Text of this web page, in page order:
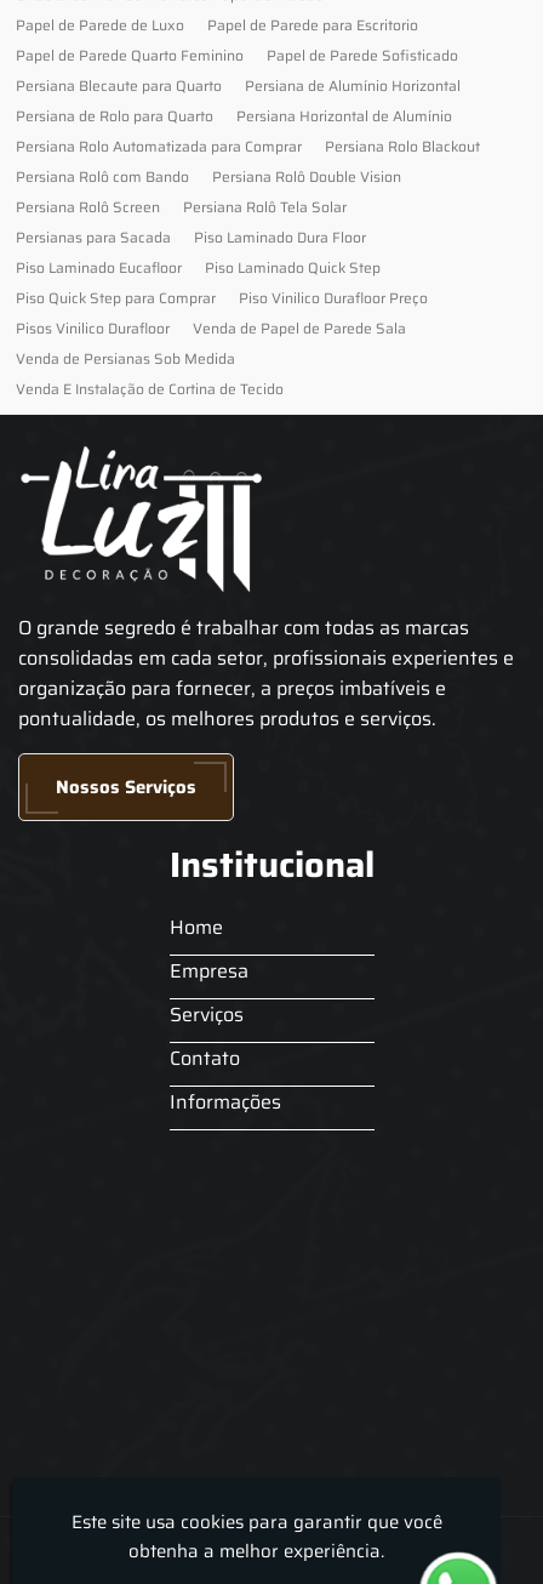
Papel de Parede de Luxo
Papel de Parede para Escritorio
Papel de Parede Quarto Feminino
Papel de Parede Sofisticado
Persiana Blecaute para Quarto
Persiana de Alumínio Horizontal
Persiana de Rolo para Quarto
Persiana Horizontal de Alumínio
Persiana Rolo Automatizada para Comprar
Persiana Rolo Blackout
Persiana Rolô com Bando
Persiana Rolô Double Vision
Persiana Rolô Screen
Persiana Rolô Tela Solar
Persianas para Sacada
Piso Laminado Dura Floor
Piso Laminado Eucafloor
Piso Laminado Quick Step
Piso Quick Step para Comprar
Piso Vinilico Durafloor Preço
Pisos Vinilico Durafloor
Venda de Papel de Parede Sala
Venda de Persianas Sob Medida
Venda E Instalação de Cortina de Tecido
O grande segredo é trabalhar com todas as marcas
consolidadas em cada setor, profissionais experientes e
organização para fornecer, a preços imbatíveis e
pontualidade, os melhores produtos e serviços.
Nossos Serviços
Institucional
Home
Empresa
Serviços
Contato
Informações
Lira Luz Decor - Cortinas sob medidas e persianas
Este site usa cookies para garantir que você
obtenha a melhor experiência.